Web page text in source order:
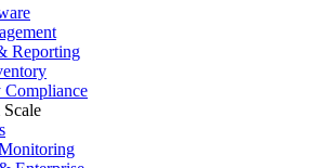
Reporting
Compliance